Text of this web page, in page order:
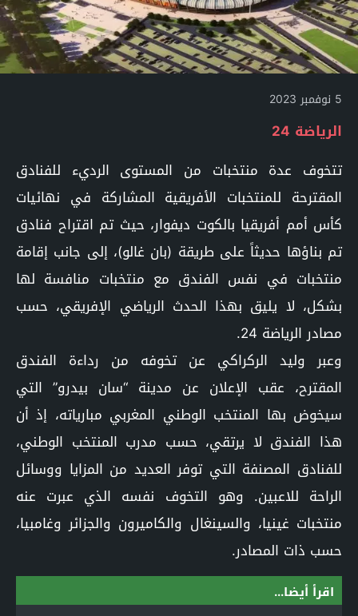
5 نوفمبر 2023
الرياضة 24
تتخوف عدة منتخبات من المستوى الرديء للفنادق
المقترحة للمنتخبات الأفريقية المشاركة في نهائيات
كأس أمم أفريقيا بالكوت ديفوار، حيث تم اقتراح فنادق
تم بناؤها حديثاً على طريقة (بان غالو)، إلى جانب إقامة
منتخبات في نفس الفندق مع منتخبات منافسة لها
بشكل، لا يليق بهذا الحدث الرياضي الإفريقي، حسب
مصادر الرياضة 24.
وعبر وليد الركراكي عن تخوفه من رداءة الفندق
المقترح، عقب الإعلان عن مدينة “سان بيدرو” التي
سيخوض بها المنتخب الوطني المغربي مبارياته، إذ أن
هذا الفندق لا يرتقي، حسب مدرب المنتخب الوطني،
للفنادق المصنفة التي توفر العديد من المزايا ووسائل
الراحة للاعبين. وهو التخوف نفسه الذي عبرت عنه
منتخبات غينيا، والسينغال والكاميرون والجزائر وغامبيا،
حسب ذات المصادر.
اقرأ أيضا...